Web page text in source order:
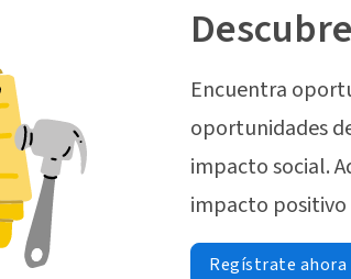
Encuentra
oportunidades
impacto social.
impacto
Regístrate ahora